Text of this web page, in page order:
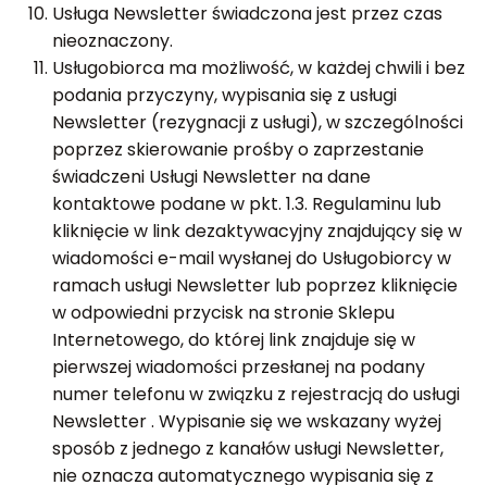
Usługa Newsletter świadczona jest przez czas
nieoznaczony.
Usługobiorca ma możliwość, w każdej chwili i bez
podania przyczyny, wypisania się z usługi
Newsletter (rezygnacji z usługi), w szczególności
poprzez skierowanie prośby o zaprzestanie
świadczeni Usługi Newsletter na dane
kontaktowe podane w pkt. 1.3. Regulaminu lub
kliknięcie w link dezaktywacyjny znajdujący się w
wiadomości e-mail wysłanej do Usługobiorcy w
ramach usługi Newsletter lub poprzez kliknięcie
w odpowiedni przycisk na stronie Sklepu
Internetowego, do której link znajduje się w
pierwszej wiadomości przesłanej na podany
numer telefonu w związku z rejestracją do usługi
Newsletter . Wypisanie się we wskazany wyżej
sposób z jednego z kanałów usługi Newsletter,
nie oznacza automatycznego wypisania się z